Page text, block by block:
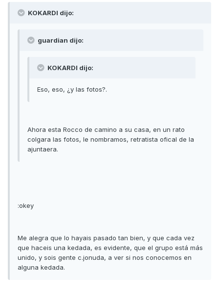
KOKARDI dijo:
guardian dijo:
KOKARDI dijo:
Eso, eso, ¿y las fotos?.
Ahora esta Rocco de camino a su casa, en un rato
colgara las fotos, le nombramos, retratista ofical de la
ajuntaera.
:okey
Me alegra que lo hayais pasado tan bien, y que cada vez
que haceis una kedada, es evidente, que el grupo está más
unido, y sois gente c.jonuda, a ver si nos conocemos en
alguna kedada.